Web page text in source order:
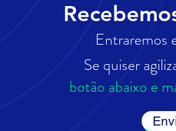
Entraremos
Se quiser
botão abaixo e